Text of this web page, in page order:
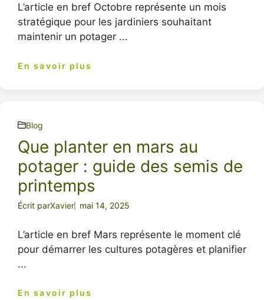
L’article en bref Octobre représente un mois
stratégique pour les jardiniers souhaitant
maintenir un potager ...
En savoir plus
Blog
Que planter en mars au
potager : guide des semis de
printemps
Écrit parXavier mai 14, 2025
L’article en bref Mars représente le moment clé
pour démarrer les cultures potagères et planifier
...
En savoir plus